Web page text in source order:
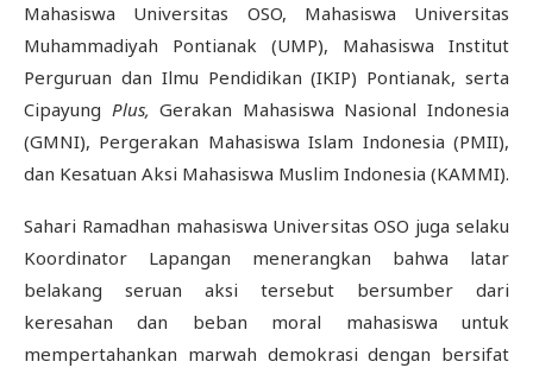
Mahasiswa Universitas OSO, Mahasiswa Universitas
Muhammadiyah Pontianak (UMP), Mahasiswa Institut
Perguruan dan Ilmu Pendidikan (IKIP) Pontianak, serta
Cipayung Plus, Gerakan Mahasiswa Nasional Indonesia
(GMNI), Pergerakan Mahasiswa Islam Indonesia (PMII),
dan Kesatuan Aksi Mahasiswa Muslim Indonesia (KAMMI).
Sahari Ramadhan mahasiswa Universitas OSO juga selaku
Koordinator Lapangan menerangkan bahwa latar
belakang seruan aksi tersebut bersumber dari
keresahan dan beban moral mahasiswa untuk
mempertahankan marwah demokrasi dengan bersifat